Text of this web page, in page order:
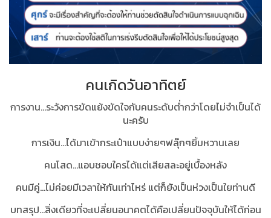
คนเกิดวันอาทิตย์
การงาน...ระวังการขัดแย้งขัดใจกับคนระดับต่ำกว่าโดยไม่จำเป็นได้
นะครับ
การเงิน...ได้มาเข้ากระเป๋าแบบง่ายๆฟลุ๊กๆยิ้มหวานเลย
คนโสด...แอบชอบใครได้แต่เสียสละอยู่เบื้องหลัง
คนมีคู่...ไม่ค่อยมีเวลาให้กันเท่าไหร่ แต่ก็ยังเป็นห่วงเป็นใยท่านดี
บทสรุป...สิ่งเดียวที่จะเปลี่ยนอนาคตได้คือเปลี่ยนปัจจุบันให้ได้ก่อน